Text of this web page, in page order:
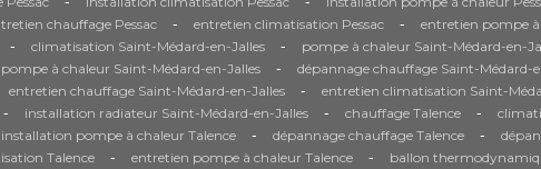
chauffage Pessac - entretien climatisation Pessac - entretien pompe à
- climatisation Saint-Médard-en-Jalles - pompe à chaleur Saint-Médard-en-
à chaleur Saint-Médard-en-Jalles - dépannage chauffage Saint-Médard-
entretien chauffage Saint-Médard-en-Jalles - entretien climatisation Saint-
- installation radiateur Saint-Médard-en-Jalles - chauffage Talence -
installation pompe à chaleur Talence - dépannage chauffage Talence -
Talence - entretien pompe à chaleur Talence - ballon